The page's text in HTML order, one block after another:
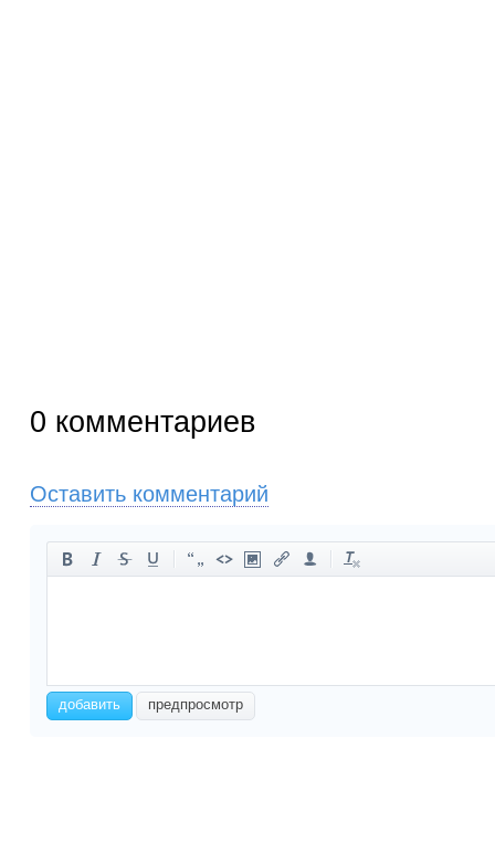
0 комментариев
Оставить комментарий
-
-
-
-
добавить предпросмотр